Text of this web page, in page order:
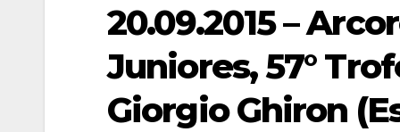
20.09.2015 –
Juniores, 57°
Giorgio Ghiron